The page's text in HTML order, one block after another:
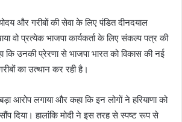
और गरीबों की सेवा के लिए पंडित दीनदयाल
वो प्रत्येक भाजपा कार्यकर्ता के लिए संकल्प पत्र की
कि उनकी प्रेरणा से भाजपा भारत को विकास की नई
का उत्थान कर रही है।
आरोप लगाया और कहा कि इन लोगों ने हरियाणा को
सौंप दिया। हालांकि मोदी ने इस तरह से स्पष्ट रूप से